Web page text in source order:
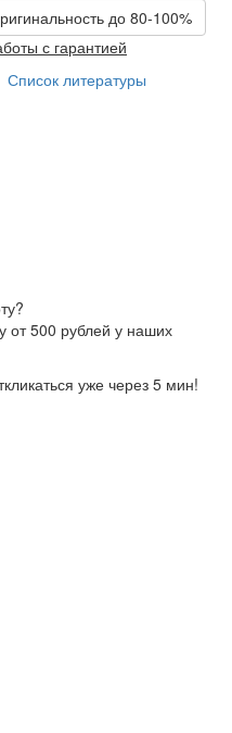
до 80-100%
с гарантией
Список литературы
от 500 рублей у наших
уже через 5 мин!